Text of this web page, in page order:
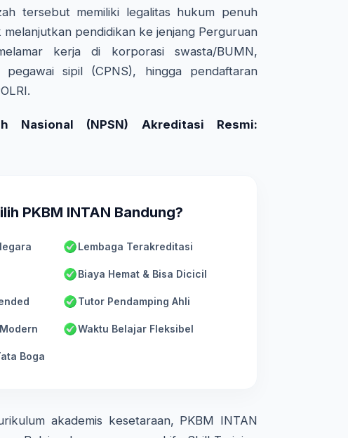
tersebut memiliki legalitas hukum penuh
pendidikan ke jenjang Perguruan
kerja di korporasi swasta/BUMN,
pegawai sipil (CPNS), hingga pendaftaran
Nasional (NPSN) Akreditasi Resmi:
PKBM INTAN Bandung?
Lembaga Terakreditasi
Biaya Hemat & Bisa Dicicil
Tutor Pendamping Ahli
Waktu Belajar Fleksibel
Boga
akademis kesetaraan, PKBM INTAN